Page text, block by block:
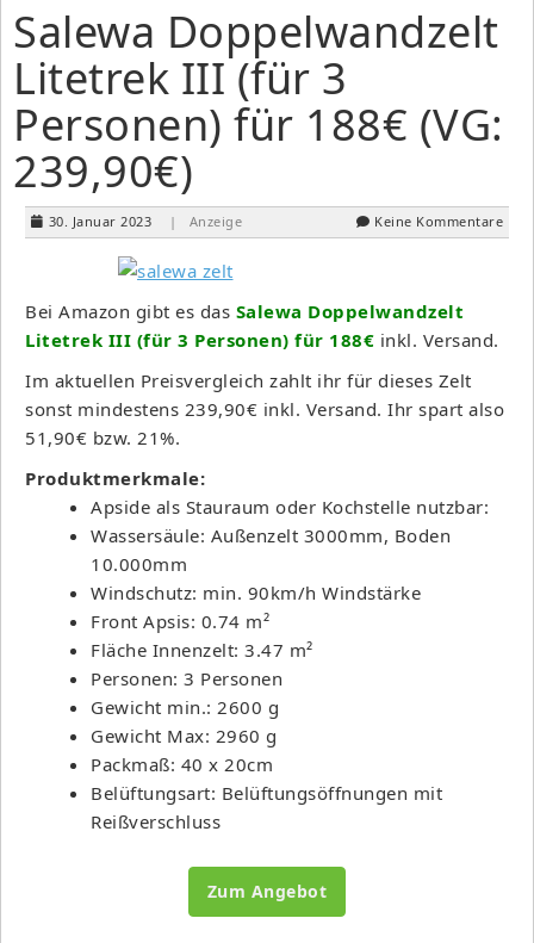
Salewa Doppelwandzelt
Litetrek III (für 3
Personen) für 188€ (VG:
239,90€)
30. Januar 2023 | Anzeige Keine Kommentare
Bei Amazon gibt es das Salewa Doppelwandzelt
Litetrek III (für 3 Personen) für 188€ inkl. Versand.
Im aktuellen Preisvergleich zahlt ihr für dieses Zelt
sonst mindestens 239,90€ inkl. Versand. Ihr spart also
51,90€ bzw. 21%.
Produktmerkmale:
Apside als Stauraum oder Kochstelle nutzbar:
Wassersäule: Außenzelt 3000mm, Boden
10.000mm
Windschutz: min. 90km/h Windstärke
Front Apsis: 0.74 m²
Fläche Innenzelt: 3.47 m²
Personen: 3 Personen
Gewicht min.: 2600 g
Gewicht Max: 2960 g
Packmaß: 40 x 20cm
Belüftungsart: Belüftungsöffnungen mit
Reißverschluss
Zum Angebot